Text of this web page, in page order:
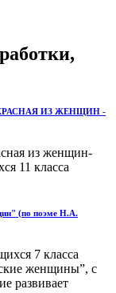
ИЗ ЖЕНЩИН -
из женщин-
11 класса
(по поэме Н.А.
7 класса
женщины”, с
развивает